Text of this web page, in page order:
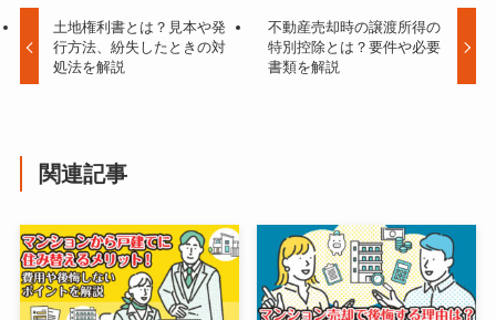
土地権利書とは？見本や発
行方法、紛失したときの対
処法を解説
不動産売却時の譲渡所得の
特別控除とは？要件や必要
書類を解説
関連記事